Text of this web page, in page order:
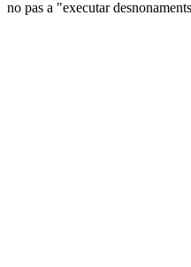
no pas a "executar